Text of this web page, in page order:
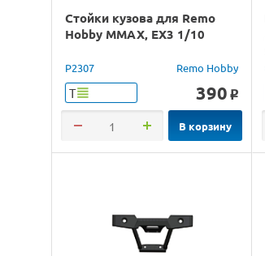
Стойки кузова для Remo
Hobby MMAX, EX3 1/10
P2307 Remo Hobby
Т 390 o
В корзину